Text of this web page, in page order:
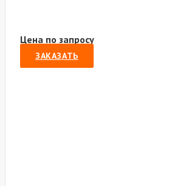
Цена по запросу
ЗАКАЗАТЬ